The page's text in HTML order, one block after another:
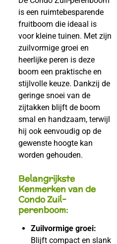
is een ruimtebesparende
fruitboom die ideaal is
voor kleine tuinen. Met zijn
zuilvormige groei en
heerlijke peren is deze
boom een praktische en
stijlvolle keuze. Dankzij de
geringe snoei van de
zijtakken blijft de boom
smal en handzaam, terwijl
hij ook eenvoudig op de
gewenste hoogte kan
worden gehouden.
Belangrijkste
Kenmerken van de
Condo Zuil-
perenboom:
Zuilvormige groei:
Blijft compact en slank